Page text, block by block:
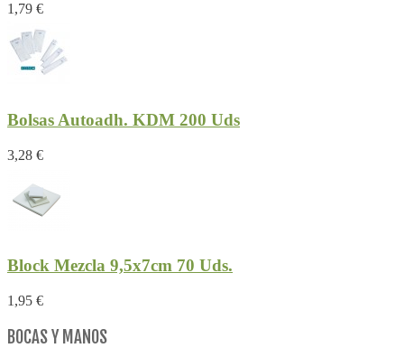
1,79 €
Bolsas Autoadh. KDM 200 Uds
3,28 €
Block Mezcla 9,5x7cm 70 Uds.
1,95 €
BOCAS Y MANOS